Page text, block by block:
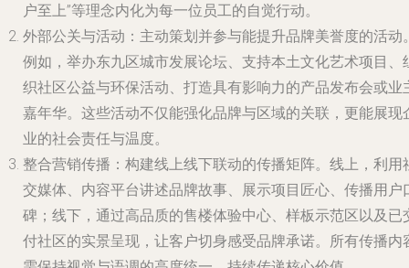
户至上”等理念内化为每一位员工的自觉行动。
外部公关与活动 ：主动策划并参与能提升品牌美誉度的活动
例如，举办东九区城市发展论坛、支持本土文化艺术项目、
织社区公益与环保活动、打造具有影响力的产品发布会或业
嘉年华。这些活动不仅能强化品牌与区域的关联，更能展现
业的社会责任与温度。
整合营销传播 ：构建线上线下联动的传播矩阵。线上，利用
交媒体、内容平台讲述品牌故事、展示项目匠心、传播用户
碑；线下，通过高品质的售楼体验中心、样板示范区以及已
付社区的实景呈现，让客户切身感受品牌承诺。所有传播内